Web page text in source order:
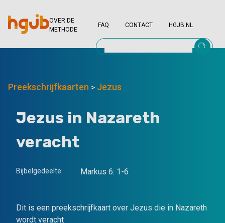
OVER DE
METHODE
FAQ CONTACT HGJB.NL
Preekschrijfkaarten > Jezus
Jezus in Nazareth
veracht
Bijbelgedeelte: Markus 6: 1-6
Dit is een preekschrijfkaart over Jezus die in Nazareth
wordt veracht